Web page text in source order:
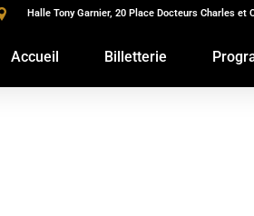
Halle Tony Garnier, 20 Place Docteurs Charles et
Accueil Billetterie